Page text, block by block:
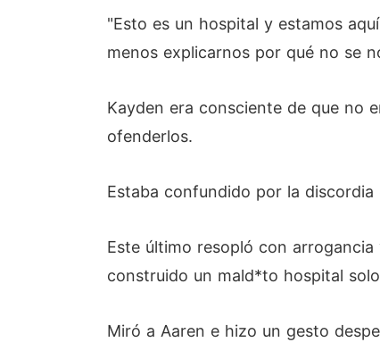
"Esto es un hospital y estamos
menos explicarnos por qué no se
Kayden era consciente de que no
ofenderlos.
Estaba confundido por la discordia
Este último resopló con
construido un mald*to hospital
Miró a Aaren e hizo un gesto